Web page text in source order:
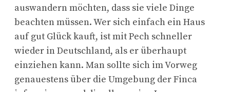
auswandern möchten, dass sie viele Dinge
beachten müssen. Wer sich einfach ein Haus
auf gut Glück kauft, ist mit Pech schneller
wieder in Deutschland, als er überhaupt
einziehen kann. Man sollte sich im Vorweg
genauestens über die Umgebung der Finca